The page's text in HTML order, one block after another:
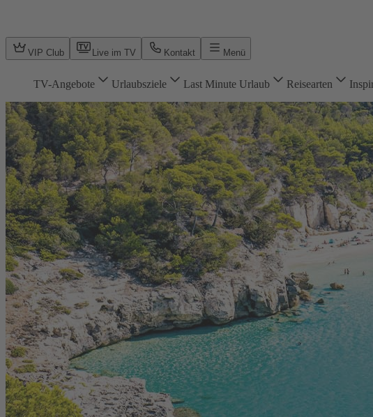
VIP Club Live im TV Kontakt Menü
TV-Angebote Urlaubsziele Last Minute Urlaub Reisearten